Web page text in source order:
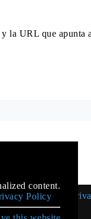
la URL que apunta
Cookie Policy
content.
Policy